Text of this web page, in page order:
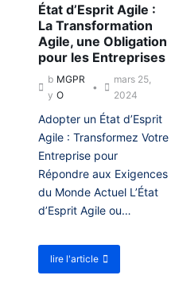
è
l
e
s
d
M
a
n
a
g
e
m
e
n
d
e
P
État d’Esprit Agile :
La Transformation
Agile, une Obligation
pour les Entreprises
b
y
MGPR
O
mars 25,
2024
Adopter un État d’Esprit
Agile : Transformez Votre
Entreprise pour
Répondre aux Exigences
du Monde Actuel L’État
d’Esprit Agile ou…
lire l'article
a